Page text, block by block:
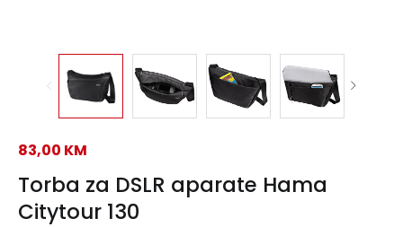
Torba za DSLR aparate Hama
Citytour 130
83,00 KM